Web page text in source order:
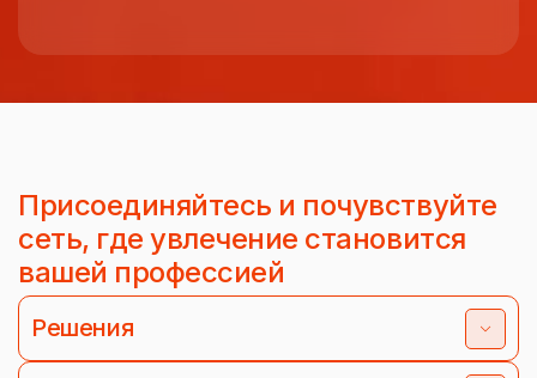
Присоединяйтесь и почувствуйте
сеть, где увлечение становится
вашей профессией
Решения